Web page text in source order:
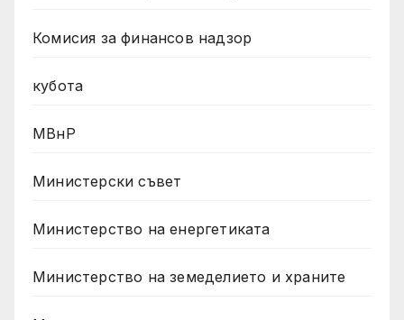
Комисия за финансов надзор
кубота
МВнР
Министерски съвет
Министерство на енергетиката
Министерство на земеделието и храните